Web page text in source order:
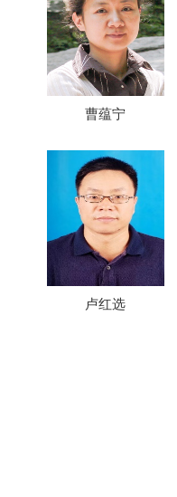
曹蕴宁
卢红选